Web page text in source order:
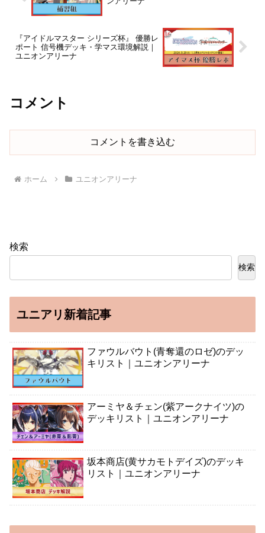
『アイドルマスター シリーズ杯』 優勝レ
ポート 信号機デッキ・学マス環境解説｜
ユニオンアリーナ
コメント
コメントを書き込む
ホーム ユニオンアリーナ
検索
検索
ユニアリ新着記事
ファウルバウト(青奪還のロゼ)のデッ
キリスト｜ユニオンアリーナ
アーミヤ＆チェン(紫アークナイツ)の
デッキリスト｜ユニオンアリーナ
坂本商店(黄サカモトデイズ)のデッキ
リスト｜ユニオンアリーナ